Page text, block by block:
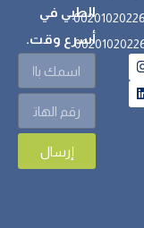
الطبي في
أسرع وقت.
إرسال